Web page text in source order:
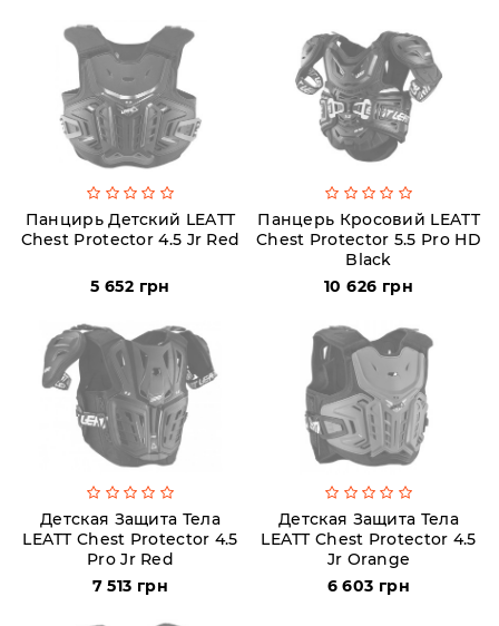
19:00
10:00
19:00
выходной
Панцирь Детский LEATT
Chest Protector 4.5 Jr Red
5 652 грн
Панцерь Кросовий LEATT
Chest Protector 5.5 Pro HD
Black
10 626 грн
Детская Защита Тела
LEATT Chest Protector 4.5
Pro Jr Red
7 513 грн
Детская Защита Тела
LEATT Chest Protector 4.5
Jr Orange
6 603 грн